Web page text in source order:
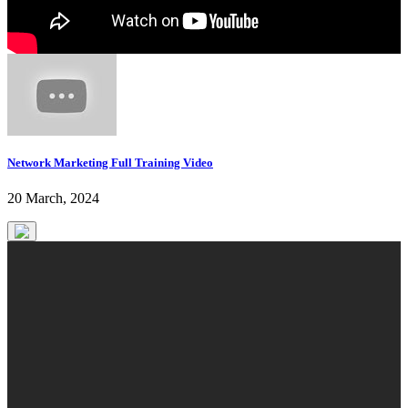
Network Marketing Full Training Video
20 March, 2024